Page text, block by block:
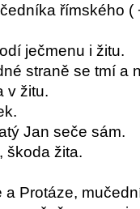
římského (
ječmenu i žitu.
straně se tmí a
v žitu.
Jan seče sám.
škoda žita.
Protáze,